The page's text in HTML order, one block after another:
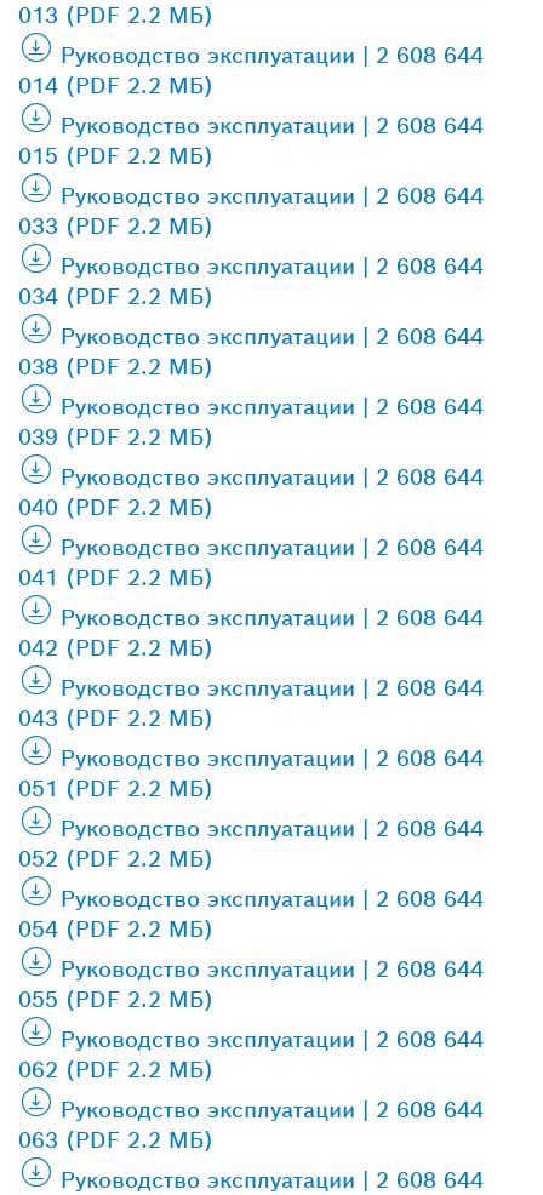
013 (PDF 2.2 МБ)
Руководство эксплуатации | 2 608 644
014 (PDF 2.2 МБ)
Руководство эксплуатации | 2 608 644
015 (PDF 2.2 МБ)
Руководство эксплуатации | 2 608 644
033 (PDF 2.2 МБ)
Руководство эксплуатации | 2 608 644
034 (PDF 2.2 МБ)
Руководство эксплуатации | 2 608 644
038 (PDF 2.2 МБ)
Руководство эксплуатации | 2 608 644
039 (PDF 2.2 МБ)
Руководство эксплуатации | 2 608 644
040 (PDF 2.2 МБ)
Руководство эксплуатации | 2 608 644
041 (PDF 2.2 МБ)
Руководство эксплуатации | 2 608 644
042 (PDF 2.2 МБ)
Руководство эксплуатации | 2 608 644
043 (PDF 2.2 МБ)
Руководство эксплуатации | 2 608 644
051 (PDF 2.2 МБ)
Руководство эксплуатации | 2 608 644
052 (PDF 2.2 МБ)
Руководство эксплуатации | 2 608 644
054 (PDF 2.2 МБ)
Руководство эксплуатации | 2 608 644
055 (PDF 2.2 МБ)
Руководство эксплуатации | 2 608 644
062 (PDF 2.2 МБ)
Руководство эксплуатации | 2 608 644
063 (PDF 2.2 МБ)
Руководство эксплуатации | 2 608 644